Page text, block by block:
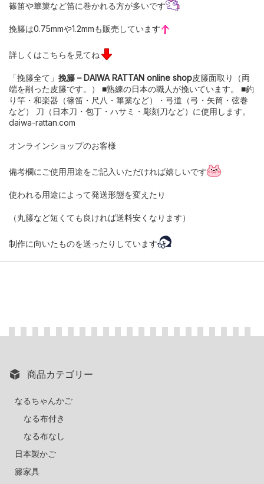
篠笛や篳篥など笛に巻かれる方が多いです
挽籐は0.75mmや1.2mmも販売しています
詳しくはこちらを見てね
「挽籐全て」 挽籐 – DAIWA RATTAN online shop皮籐面取り（両
端を削った皮籐です。） ■熟練の日本の職人が挽いています。 ■釣
り竿・和楽器（篠笛・尺八・篳篥など）・弓道（弓・矢筒・弦巻
など） 刀（日本刀・包丁・ハサミ・彫刻刀など）に使用します。
daiwa-rattan.com
オンラインショップのお客様
備考欄にご使用用途をご記入いただければ嬉しいです
使われる用途によって発送形態を変えたり
（丸籐など短くても良ければ送料安くなります）
制作に向いたものを送ったりしています
商品カテゴリー
なるちゃんかご
なる布付き
なる布なし
日本製かご
籐家具